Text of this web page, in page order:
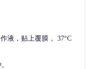
液，贴上覆膜， 37°C